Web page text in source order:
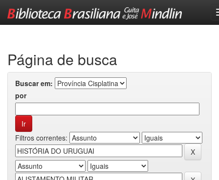
Página de busca
Buscar em:
por
Filtros correntes: